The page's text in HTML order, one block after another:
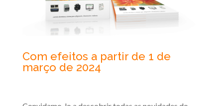
Com efeitos a partir de 1 de
março de 2024